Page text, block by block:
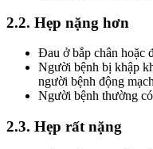
2.2. Hẹp nặng hơn
Đau ở bắp chân hoặc
Người bệnh bị khập
người bệnh động
Người bệnh thường
2.3. Hẹp rất nặng